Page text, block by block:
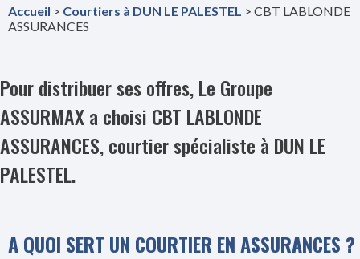
Accueil > Courtiers à DUN LE PALESTEL > CBT LABLONDE
ASSURANCES
Pour distribuer ses offres, Le Groupe
ASSURMAX a choisi CBT LABLONDE
ASSURANCES, courtier spécialiste à DUN LE
PALESTEL.
A QUOI SERT UN COURTIER EN ASSURANCES ?